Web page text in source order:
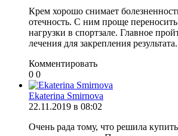
Крем хорошо снимает
отечность. С ним проще
нагрузки в спортзале. Главное
лечения для закрепления результата.
Комментировать
0 0
Ekaterina Smirnova
22.11.2019 в 08:02
Очень рада тому, что решила